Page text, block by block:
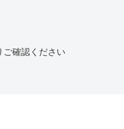
ご確認ください